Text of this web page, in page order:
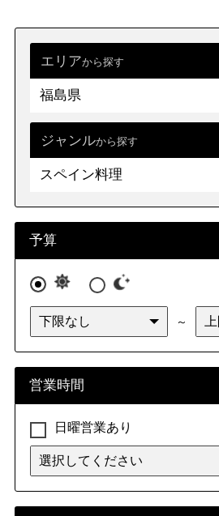
エリアから探す
福島県
兵庫県
中国
山口県
四国 徳島県
九州・沖縄 福岡県 佐賀県
大分県 宮崎県
沖縄県
ジャンルから探す
スペイン料理
予算
～
営業時間
日曜営業あり